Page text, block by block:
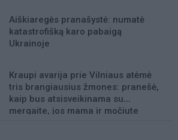
Aiškiaregės pranašystė: numatė
katastrofišką karo pabaigą
Ukrainoje
Kraupi avarija prie Vilniaus atėmė
tris brangiausius žmones: pranešė,
kaip bus atsisveikinama su
mergaite, jos mama ir močiute